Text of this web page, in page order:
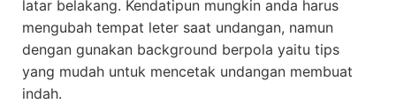
latar belakang. Kendatipun mungkin anda harus
mengubah tempat leter saat undangan, namun
dengan gunakan background berpola yaitu tips
yang mudah untuk mencetak undangan membuat
indah.